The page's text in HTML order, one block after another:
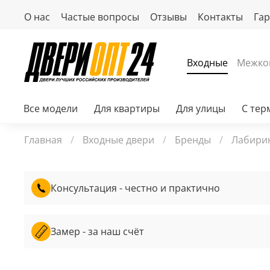
О нас Частые вопросы Отзывы Контакты
Входные
Все модели Для квартиры Для улицы С
Главная Входные двери Бренды
Консультация - честно и практично
Замер - за наш счёт